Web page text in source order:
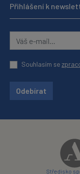
Přihlášení k
Souhlasím se
Odebírat
Středisko